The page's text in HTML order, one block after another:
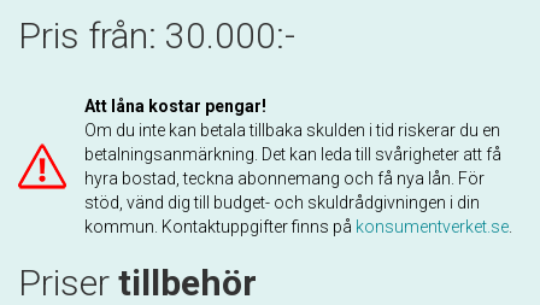
Pris från: 30.000:-
Att låna kostar pengar!
Om du inte kan betala tillbaka skulden i tid riskerar du en
betalningsanmärkning. Det kan leda till svårigheter att få
hyra bostad, teckna abonnemang och få nya lån. För
stöd, vänd dig till budget- och skuldrådgivningen i din
kommun. Kontaktuppgifter finns på konsumentverket.se
Priser tillbehör